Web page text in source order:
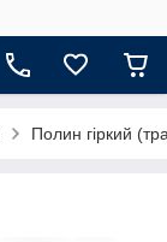
Полин гіркий